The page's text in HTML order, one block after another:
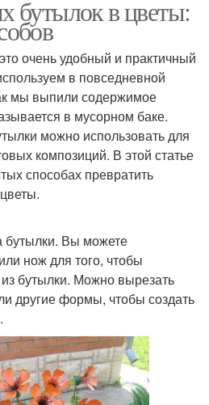
бутылок в цветы:
очень удобный и практичный
в повседневной
мы выпили содержимое
в мусорном баке.
можно использовать для
композиций. В этой статье
способах превратить
бутылки. Вы можете
нож для того, чтобы
бутылки. Можно вырезать
другие формы, чтобы создать